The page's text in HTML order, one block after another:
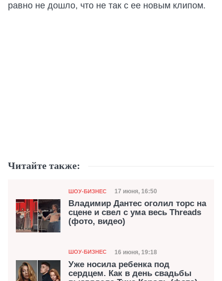
равно не дошло, что не так с ее новым клипом.
Читайте также:
Категория
ШОУ-БИЗНЕС Дата публикации
17 июня, 16:50
Владимир Дантес оголил торс на
сцене и свел с ума весь Threads
(фото, видео)
Категория
ШОУ-БИЗНЕС Дата публикации
16 июня, 19:18
Уже носила ребенка под
сердцем. Как в день свадьбы